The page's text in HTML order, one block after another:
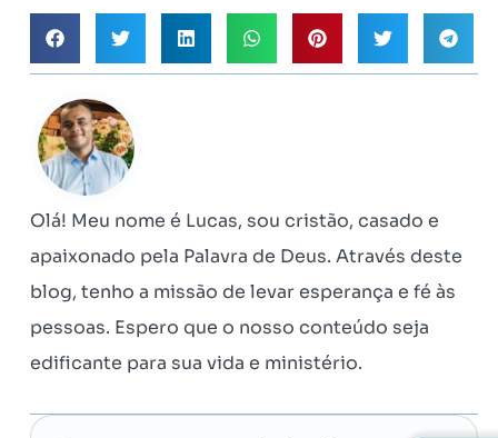
Olá! Meu nome é Lucas, sou cristão, casado e
apaixonado pela Palavra de Deus. Através deste
blog, tenho a missão de levar esperança e fé às
pessoas. Espero que o nosso conteúdo seja
edificante para sua vida e ministério.